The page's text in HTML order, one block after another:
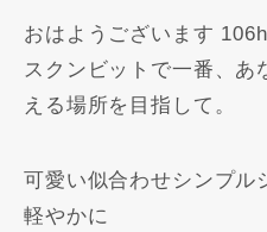
おはようございます
スクンビットで一番、あ
える場所を目指して。
可愛い似合わせシンプル
軽やかに️